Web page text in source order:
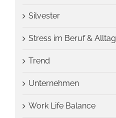
Silvester
Stress im Beruf & Alltag
Trend
Unternehmen
Work Life Balance